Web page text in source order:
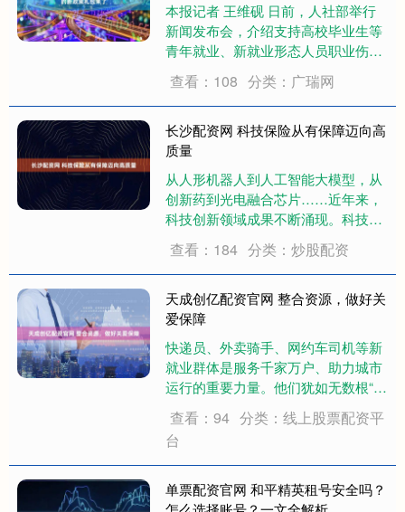
本报记者 王维砚 日前，人社部举行
新闻发布会，介绍支持高校毕业生等
青年就业、新就业形态人员职业伤害
保障、国家职业标准建设等方面的最
新情况和政策安排。 记者从发布会上
获悉，今年一季度，全国城镇新增就
业299万人，城镇调查失业率平均值
为5.3%....
查看：108 分类：广瑞网
长沙配资网 科技保险从有保障迈向高
质量
从人形机器人到人工智能大模型，从
创新药到光电融合芯片……近年来，
科技创新领域成果不断涌现。科技创
科技保险则是技术创新与产业化进程
中的“减震器”与“稳定器”。 今年3月
份，科技部、金融监管总局等4部门
联合发布《....
查看：184 分类：炒股配资
天成创亿配资官网 整合资源，做好关
爱保障
快递员、外卖骑手、网约车司机等新
就业群体是服务千家万户、助力城市
运行的重要力量。他们犹如无数根“毛
机，但在权益保障、职业发展与城市
融入等方面也面临诸多亟待解决的问
题。如何把对新就业群体的帮扶关怀
常态化，引导他....
查看：94 分类：线上股票配资平
台
单票配资官网 和平精英租号安全吗？